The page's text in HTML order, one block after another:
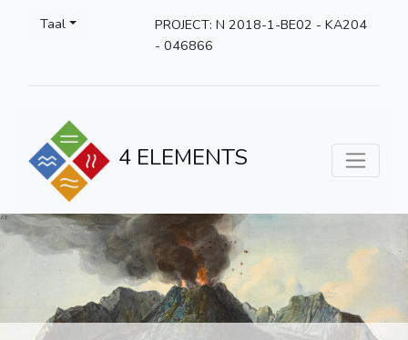
Taal
PROJECT: N 2018-1-BE02 - KA204
- 046866
4 ELEMENTS